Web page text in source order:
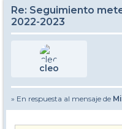
Re: Seguimiento
2022-2023
cleo
» En respuesta al mensaje de